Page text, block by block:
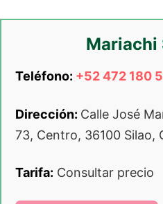
Mariachi
Teléfono: +52 472 180
Dirección: Calle José
73, Centro, 36100 Silao,
Tarifa: Consultar precio